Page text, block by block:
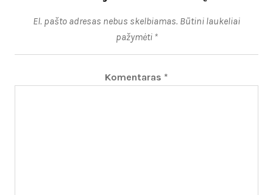
El. pašto adresas nebus skelbiamas. Būtini laukeliai
pažymėti *
Komentaras *